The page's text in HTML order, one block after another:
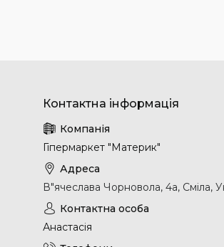
Гіпермаркет "Материк"
В"ячеслава Чорновола, 4а, Сміла,
Анастасія